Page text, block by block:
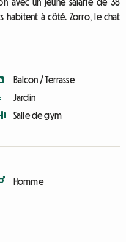
habitent à côté. Zorro, le chat
Balcon / Terrasse
Jardin
Salle de gym
Homme